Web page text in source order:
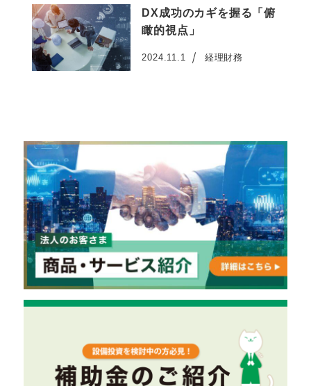
DX成功のカギを握る「俯
瞰的視点」
投稿日
2024.11.1 経理財務